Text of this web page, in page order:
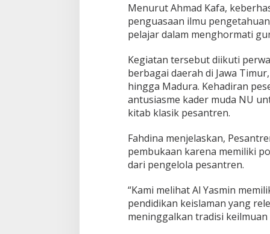
e
n
r
s
i
M
u
d
a
Menurut Ahmad Kafa,
penguasaan ilmu
pelajar dalam menghormati
Kegiatan tersebut diikuti
berbagai daerah di Jawa
hingga Madura. Kehadiran
antusiasme kader muda NU
kitab klasik pesantren.
Fahdina menjelaskan,
pembukaan karena memiliki
dari pengelola pesantren.
“Kami melihat Al Yasmin
pendidikan keislaman yang
meninggalkan tradisi keilmuan